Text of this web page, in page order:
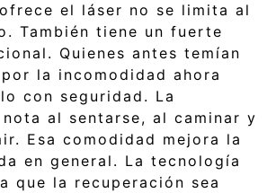
el láser no se limita al
También tiene un fuerte
Quienes antes temían
la incomodidad ahora
con seguridad. La
al sentarse, al caminar y
Esa comodidad mejora la
en general. La tecnología
que la recuperación sea